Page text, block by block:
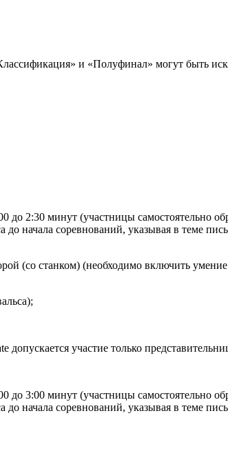
и «Полуфинал» могут быть
2:30 минут (участницы самостоятельно
до начала соревнований, указывая в теме
(со станком) (необходимо включить
участие только
3:00 минут (участницы самостоятельно
до начала соревнований, указывая в теме